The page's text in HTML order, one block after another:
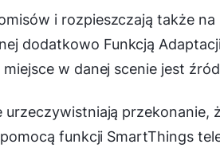
i rozpieszczają także na
dodatkowo Funkcją
w danej scenie jest
urzeczywistniają przekonanie,
funkcji SmartThings